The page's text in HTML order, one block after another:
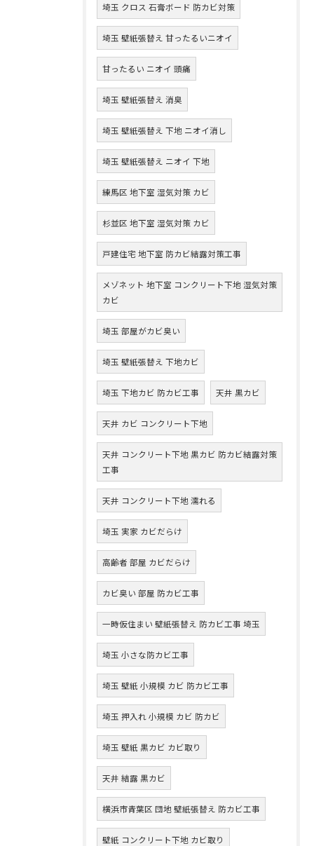
埼玉 クロス 石膏ボード 防カビ対策
埼玉 壁紙張替え 甘ったるいニオイ
甘ったるい ニオイ 頭痛
埼玉 壁紙張替え 消臭
埼玉 壁紙張替え 下地 ニオイ消し
埼玉 壁紙張替え ニオイ 下地
練馬区 地下室 湿気対策 カビ
杉並区 地下室 湿気対策 カビ
戸建住宅 地下室 防カビ結露対策工事
メゾネット 地下室 コンクリート下地 湿気対策
カビ
埼玉 部屋がカビ臭い
埼玉 壁紙張替え 下地カビ
埼玉 下地カビ 防カビ工事 天井 黒カビ
天井 カビ コンクリート下地
天井 コンクリート下地 黒カビ 防カビ結露対策
工事
天井 コンクリート下地 濡れる
埼玉 実家 カビだらけ
高齢者 部屋 カビだらけ
カビ臭い 部屋 防カビ工事
一時仮住まい 壁紙張替え 防カビ工事 埼玉
埼玉 小さな防カビ工事
埼玉 壁紙 小規模 カビ 防カビ工事
埼玉 押入れ 小規模 カビ 防カビ
埼玉 壁紙 黒カビ カビ取り
天井 結露 黒カビ
横浜市青葉区 団地 壁紙張替え 防カビ工事
壁紙 コンクリート下地 カビ取り